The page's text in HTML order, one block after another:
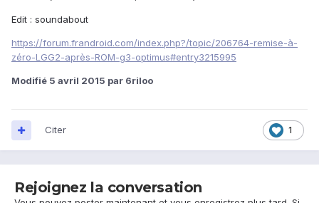
Edit : soundabout
https://forum.frandroid.com/index.php?/topic/206764-remise-à-
zéro-LGG2-après-ROM-g3-optimus#entry3215995
Modifié 5 avril 2015 par 6riloo
1
Citer
Rejoignez la conversation